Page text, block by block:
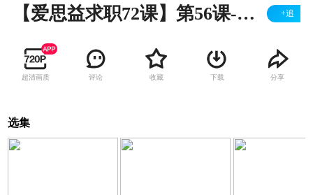
【爱思益求职72课】第56课-英国留学生回国就业 +追
超清画质 评论 收藏 下载 分享
选集